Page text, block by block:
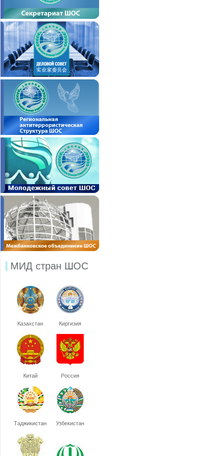
МИД стран ШОС
Казахстан Киргизия
Китай Россия
Таджикистан Узбекистан